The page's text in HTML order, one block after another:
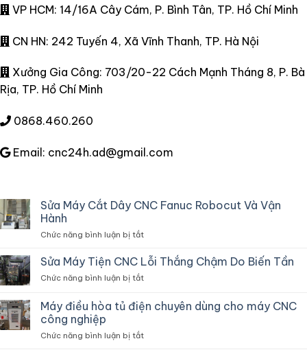
VP HCM: 14/16A Cây Cám, P. Bình Tân, TP. Hồ Chí Minh
CN HN: 242 Tuyến 4, Xã Vĩnh Thanh, TP. Hà Nội
Xưởng Gia Công: 703/20-22 Cách Mạnh Tháng 8, P. Bà
Rịa, TP. Hồ Chí Minh
0868.460.260
Email: cnc24h.ad@gmail.com
Sửa Máy Cắt Dây CNC Fanuc Robocut Và Vận
Hành
Chức năng bình luận bị tắtở
Máy
Cắt
Dây
Fanuc
Robocut
Vận
Sửa Máy Tiện CNC Lỗi Thắng Chậm Do Biến Tần
Chức năng bình luận bị tắtở
Tiện
Lỗi
Máy điều hòa tủ điện chuyên dùng cho máy CNC
công nghiệp
Chức năng bình luận bị tắtở